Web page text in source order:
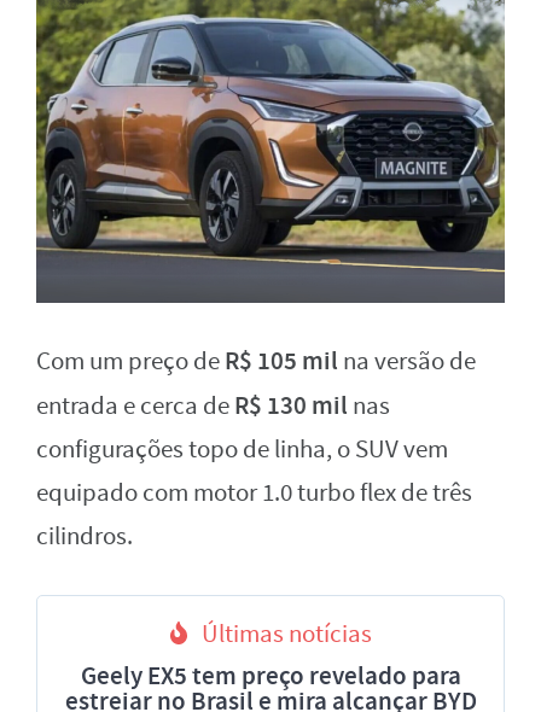
Com um preço deR$ 105 mil na versão de
entrada e cerca deR$ 130 mil nas
configurações topo de linha, o SUV vem
equipado com motor 1.0 turbo flex de três
cilindros.
Últimas notícias
Geely EX5 tem preço revelado para
estreiar no Brasil e mira alcançar BYD